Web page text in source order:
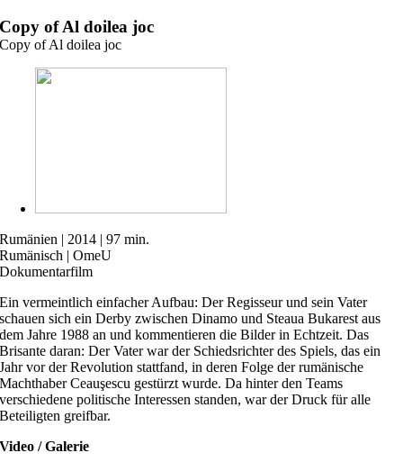
Zum
Inhalt
springen
Copy of Al doilea joc
Copy of Al doilea joc
Rumänien | 2014 | 97 min.
Rumänisch | OmeU
Dokumentarfilm
Ein vermeintlich einfacher Aufbau: Der Regisseur und sein Vater
schauen sich ein Derby zwischen Dinamo und Steaua Bukarest aus
dem Jahre 1988 an und kommentieren die Bilder in Echtzeit. Das
Brisante daran: Der Vater war der Schiedsrichter des Spiels, das ein
Jahr vor der Revolution stattfand, in deren Folge der rumänische
Machthaber Ceauşescu gestürzt wurde. Da hinter den Teams
verschiedene politische Interessen standen, war der Druck für alle
Beteiligten greifbar.
Video / Galerie